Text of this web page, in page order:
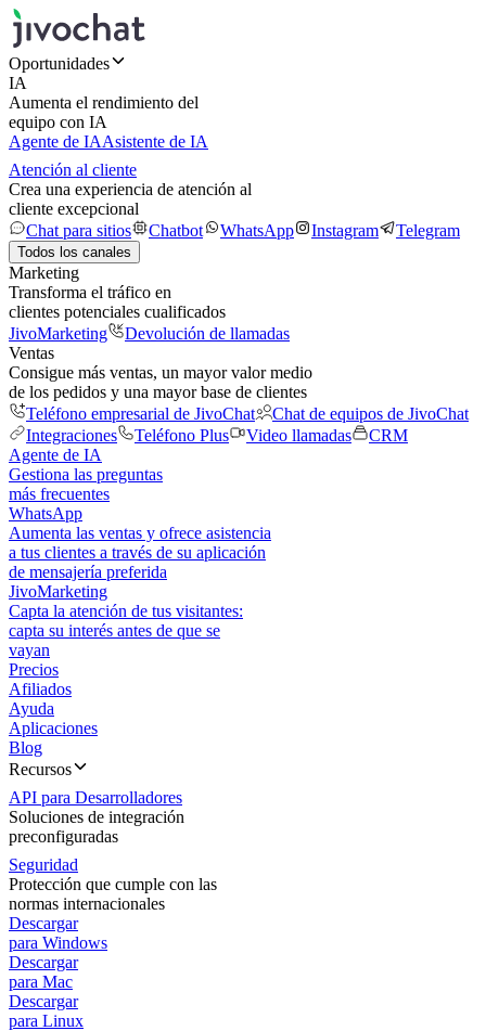
Oportunidades
IA
Aumenta el rendimiento del
equipo con IA
Agente de IAAsistente de IA
Atención al cliente
Crea una experiencia de atención al
cliente excepcional
Chat para sitios
Chatbot WhatsApp Instagram Telegram
Todos los canales
Marketing
Transforma el tráfico en
clientes potenciales cualificados
JivoMarketing
Devolución de llamadas
Ventas
Consigue más ventas, un mayor valor medio
de los pedidos y una mayor base de clientes
Teléfono empresarial de JivoChat
Chat de equipos de JivoChat
Integraciones
Teléfono Plus Video llamadas
CRM
Agente de IA
Gestiona las preguntas
más frecuentes
WhatsApp
Aumenta las ventas y ofrece asistencia
a tus clientes a través de su aplicación
de mensajería preferida
JivoMarketing
Capta la atención de tus visitantes:
capta su interés antes de que se
vayan
Precios
Afiliados
Ayuda
Aplicaciones
Blog
Recursos
API para Desarrolladores
Soluciones de integración
preconfiguradas
Seguridad
Protección que cumple con las
normas internacionales
Descargar
para Windows
Descargar
para Mac
Descargar
para Linux